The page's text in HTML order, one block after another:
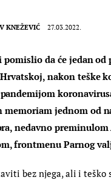
KNEŽEVIĆ 27.03.2022.
da će jedan od
nakon teške
memoriam jednom od
nedavno
frontmenu Parnog
bez njega, ali i teško